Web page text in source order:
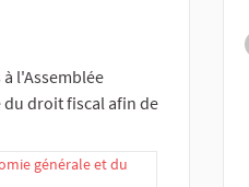
l'Assemblée
droit fiscal afin de
générale et du